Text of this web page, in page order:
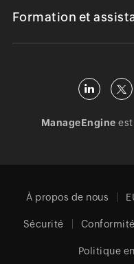
Formation et
ManageEngine
À propos de nous
Sécurité Conformité
Politique